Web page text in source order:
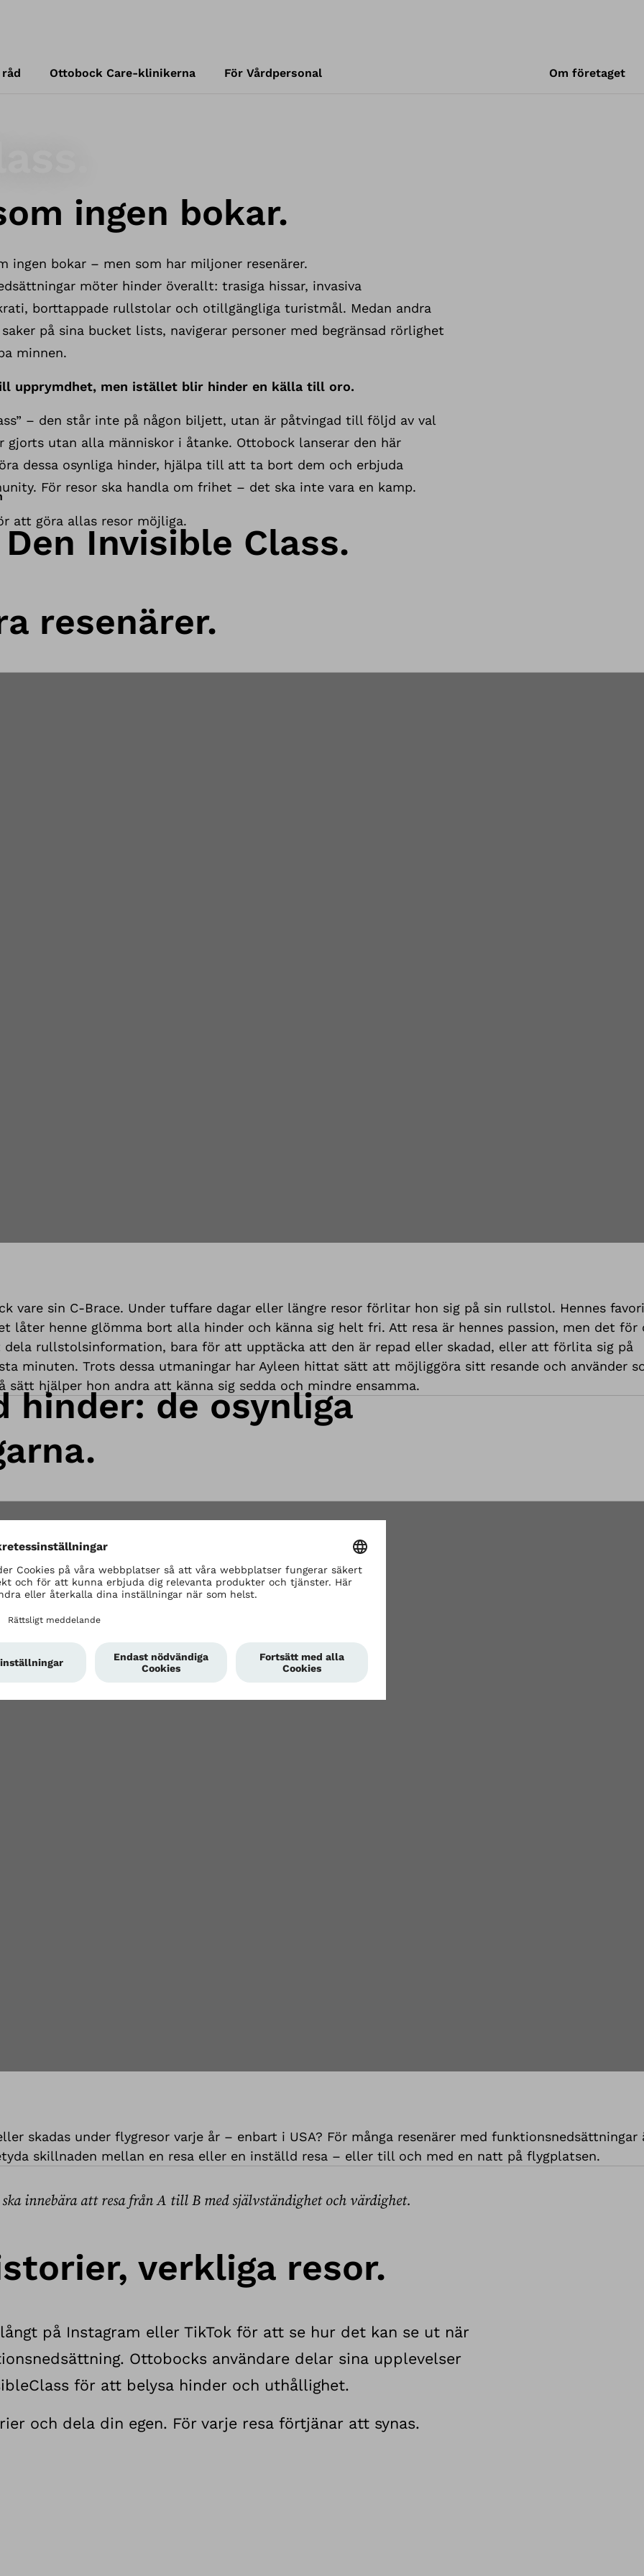
Ottobock Care-klinikerna För Vårdpersonal Om företaget
ingen bokar.
ingen bokar – men som har miljoner resenärer.
möter hinder överallt: trasiga hissar, invasiva
borttappade rullstolar och otillgängliga turistmål. Medan andra
på sina bucket lists, navigerar personer med begränsad rörlighet
minnen.
upprymdhet, men istället blir hinder en källa till oro.
– den står inte på någon biljett, utan är påtvingad till följd av val
gjorts utan alla människor i åtanke. Ottobock lanserar den här
dessa osynliga hinder, hjälpa till att ta bort dem och erbjuda
För resor ska handla om frihet – det ska inte vara en kamp.
att göra allas resor möjliga.
Invisible Class.
resenärer.
vare sin C-Brace. Under tuffare dagar eller längre resor förlitar hon sig på sin rullstol. Hennes
låter henne glömma bort alla hinder och känna sig helt fri. Att resa är hennes passion, men det för
rullstolsinformation, bara för att upptäcka att den är repad eller skadad, eller att förlita sig på
minuten. Trots dessa utmaningar har Ayleen hittat sätt att möjliggöra sitt resande och använder
hjälper hon andra att känna sig sedda och mindre ensamma.
hinder: de osynliga
skadas under flygresor varje år – enbart i USA? För många resenärer med funktionsnedsättningar
skillnaden mellan en resa eller en inställd resa – eller till och med en natt på flygplatsen.
innebära att resa från A till B med självständighet och värdighet.
verkliga resor.
på Instagram eller TikTok för att se hur det kan se ut när
Ottobocks användare delar sina upplevelser
för att belysa hinder och uthållighet.
och dela din egen. För varje resa förtjänar att synas.